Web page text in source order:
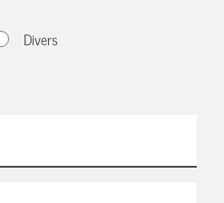
Divers